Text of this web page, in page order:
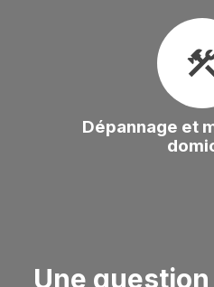
Dépannage et
Une question